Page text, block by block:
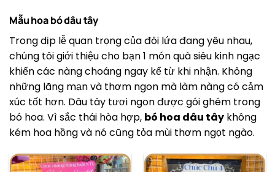
Mẫu hoa bó dâu tây
Trong dịp lễ quan trọng của đôi lứa đang yêu nhau,
chúng tôi giới thiệu cho bạn 1 món quà siêu kinh ngạc
khiến các nàng choáng ngay kể từ khi nhận. Không
những lãng mạn và thơm ngon mà làm nàng có cảm
xúc tốt hơn. Dâu tây tươi ngon được gói ghém trong
bó hoa. Vì sắc thái hòa hợp, bó hoa dâu tây không
kém hoa hồng và nó cũng tỏa mùi thơm ngọt ngào.